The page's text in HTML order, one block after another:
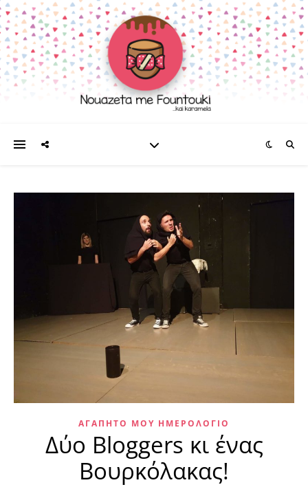
ΑΓΑΠΗΤΌ ΜΟΥ ΗΜΕΡΟΛΌΓΙΟ
Δύο Bloggers κι ένας
Βουρκόλακας!